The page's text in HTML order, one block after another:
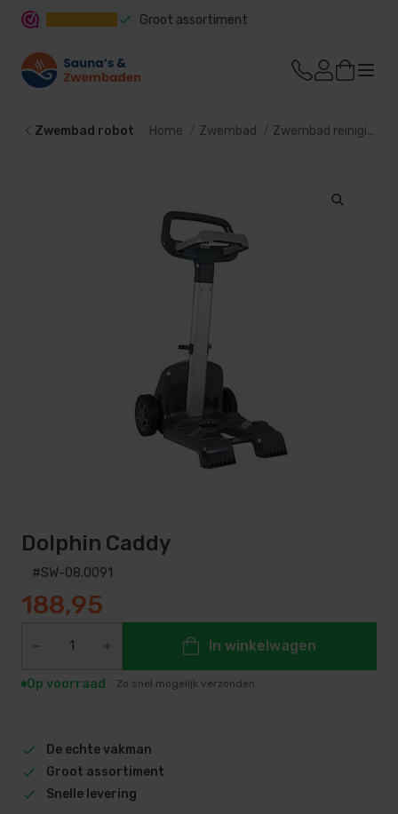
Groot assortiment
Zwembad robot Home Zwembad Zwembad reiniging
Dolphin Caddy
#SW-08.0091
188,95
In winkelwagen
Op voorraad Zo snel mogelijk verzonden
De echte vakman
Groot assortiment
Snelle levering